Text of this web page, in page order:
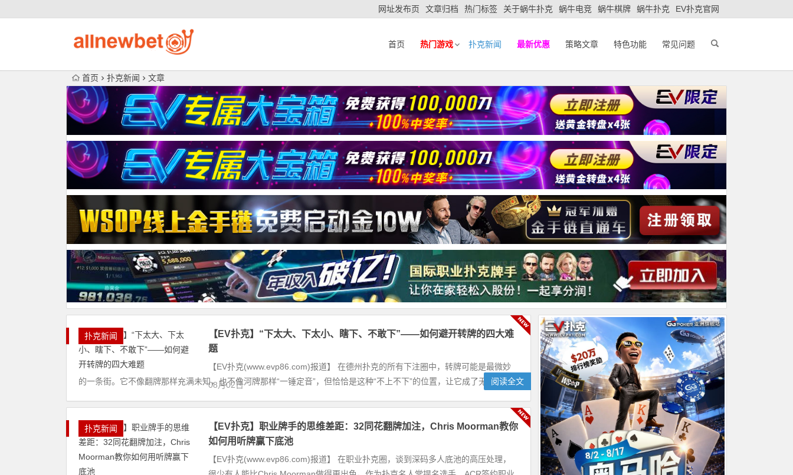
网址发布页 文章归档 热门标签 关于蜗牛扑克 蜗牛电竞 蜗牛棋牌 蜗牛扑克 EV扑克官网
首页 热门游戏 扑克新闻 最新优惠 策略文章 特色功能 常见问题
首页 扑克新闻 文章
扑克新闻
【EV扑克】“下太大、下太小、瞎下、不敢下”——如何避开转牌的四大难
题
【EV扑克(www.evp86.com)报道】 在德州扑克的所有下注圈中，转牌可能是最微妙
的一条街。它不像翻牌那样充满未知，也不像河牌那样“一锤定音”，但恰恰是这种“不上不下”的位置，让它成了无数玩家...
08月02日 阅读全文
扑克新闻
【EV扑克】职业牌手的思维差距：32同花翻牌加注，Chris Moorman教你
如何用听牌赢下底池
【EV扑克(www.evp86.com)报道】 在职业扑克圈，谈到深码多人底池的高压处理，